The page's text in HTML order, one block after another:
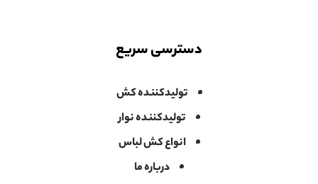
دسترسی سریع
تولیدکننده کش
تولیدکننده نوار
انواع کش لباس
درباره ما